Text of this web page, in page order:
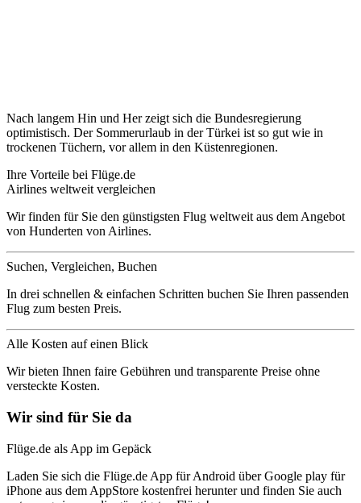
Nach langem Hin und Her zeigt sich die Bundesregierung
optimistisch. Der Sommerurlaub in der Türkei ist so gut wie in
trockenen Tüchern, vor allem in den Küstenregionen.
Ihre Vorteile bei Flüge.de
Airlines weltweit vergleichen
Wir finden für Sie den günstigsten Flug weltweit aus dem Angebot
von Hunderten von Airlines.
Suchen, Vergleichen, Buchen
In drei schnellen & einfachen Schritten buchen Sie Ihren passenden
Flug zum besten Preis.
Alle Kosten auf einen Blick
Wir bieten Ihnen faire Gebühren und transparente Preise ohne
versteckte Kosten.
Wir sind für Sie da
Flüge.de als App im Gepäck
Laden Sie sich die Flüge.de App für Android über Google play für
iPhone aus dem AppStore kostenfrei herunter und finden Sie auch